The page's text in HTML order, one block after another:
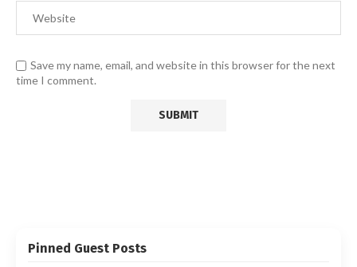
Save my name, email, and website in this browser for the next
time I comment.
Pinned Guest Posts